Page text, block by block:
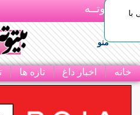
بـیتوتــه
منو
خانه اخبار داغ تازه ها
با